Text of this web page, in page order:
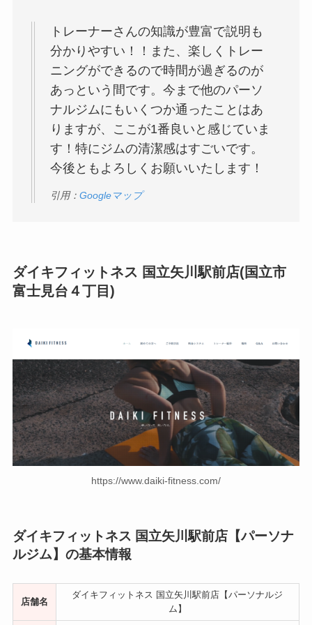
トレーナーさんの知識が豊富で説明も
分かりやすい！！また、楽しくトレー
ニングができるので時間が過ぎるのが
あっという間です。今まで他のパーソ
ナルジムにもいくつか通ったことはあ
りますが、ここが1番良いと感じていま
す！特にジムの清潔感はすごいです。
今後ともよろしくお願いいたします！
引用： Googleマップ
ダイキフィットネス 国立矢川駅前店(国立市
富士見台４丁目)
https://www.daiki-fitness.com/
ダイキフィットネス 国立矢川駅前店【パーソナ
ルジム】の基本情報
店舗名
ダイキフィットネス 国立矢川駅前店【パーソナルジ
ム】